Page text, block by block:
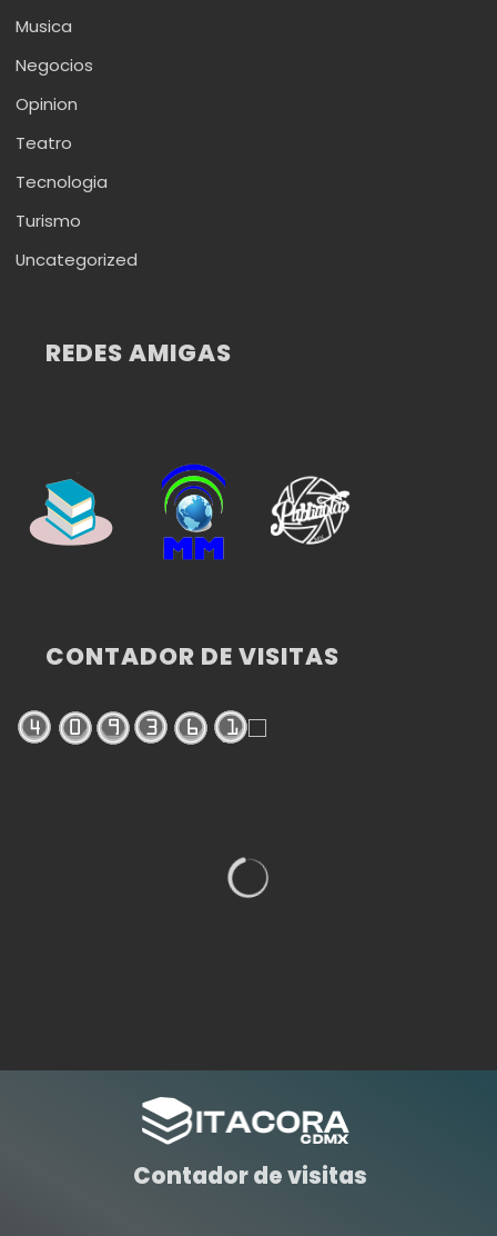
Musica
Negocios
Opinion
Teatro
Tecnologia
Turismo
Uncategorized
REDES AMIGAS
CONTADOR DE VISITAS
Contador de visitas